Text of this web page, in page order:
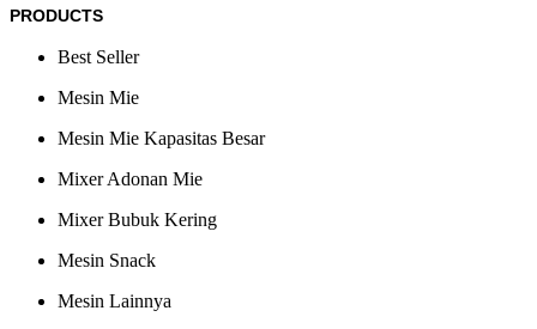
PRODUCTS
Best Seller
Mesin Mie
Mesin Mie Kapasitas Besar
Mixer Adonan Mie
Mixer Bubuk Kering
Mesin Snack
Mesin Lainnya